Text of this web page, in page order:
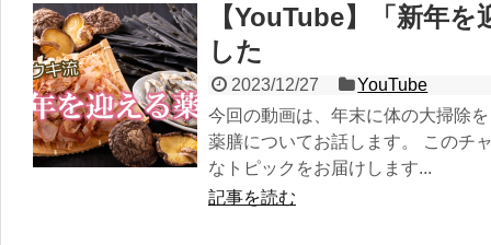
【YouTube】「新年
した
2023/12/27
YouTube
今回の動画は、年末に体の大掃除
薬膳についてお話します。 このチ
なトピックをお届けします...
記事を読む